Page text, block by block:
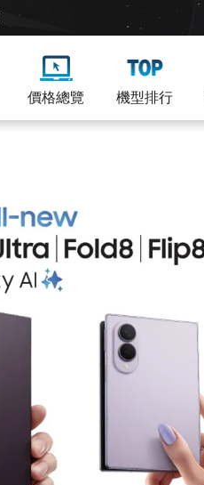
價格總覽 機型排行